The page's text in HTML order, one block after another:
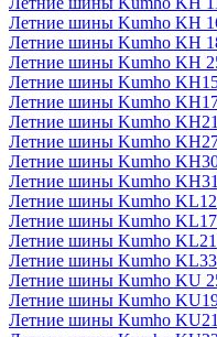
Летние шины Kumho KH
Летние шины Kumho KH
Летние шины Kumho KH
Летние шины Kumho
Летние шины Kumho
Летние шины Kumho KH21
Летние шины Kumho
Летние шины Kumho
Летние шины Kumho KH31
Летние шины Kumho KL12
Летние шины Kumho KL17
Летние шины Kumho KL21
Летние шины Kumho KL33
Летние шины Kumho KU
Летние шины Kumho
Летние шины Kumho KU21